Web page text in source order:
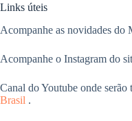
Links úteis
Acompanhe as novidades do
Acompanhe o Instagram do
Canal do Youtube onde serão
Brasil .